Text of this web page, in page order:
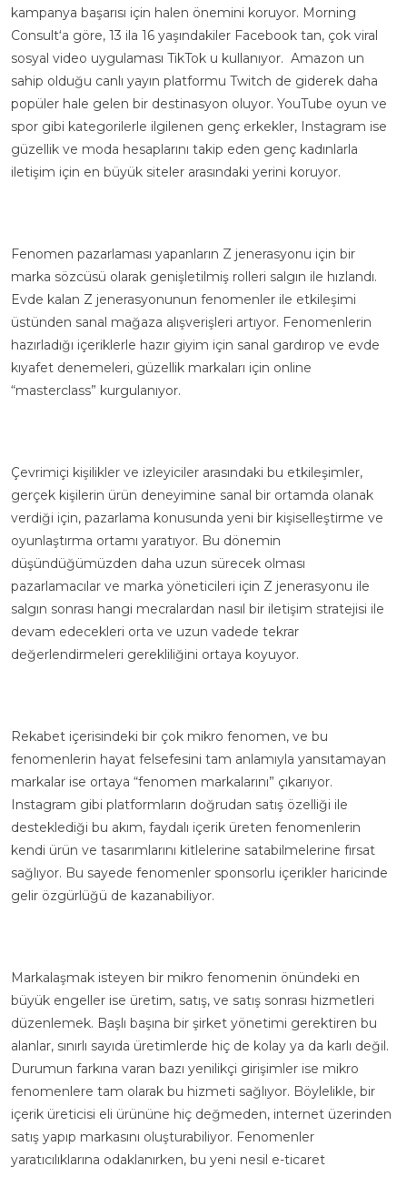
kampanya başarısı için halen önemini koruyor. Morning
Consult‘a göre, 13 ila 16 yaşındakiler Facebook tan, çok viral
sosyal video uygulaması TikTok u kullanıyor. Amazon un
sahip olduğu canlı yayın platformu Twitch de giderek daha
popüler hale gelen bir destinasyon oluyor. YouTube oyun ve
spor gibi kategorilerle ilgilenen genç erkekler, Instagram ise
güzellik ve moda hesaplarını takip eden genç kadınlarla
iletişim için en büyük siteler arasındaki yerini koruyor.
Fenomen pazarlaması yapanların Z jenerasyonu için bir
marka sözcüsü olarak genişletilmiş rolleri salgın ile hızlandı.
Evde kalan Z jenerasyonunun fenomenler ile etkileşimi
üstünden sanal mağaza alışverişleri artıyor. Fenomenlerin
hazırladığı içeriklerle hazır giyim için sanal gardırop ve evde
kıyafet denemeleri, güzellik markaları için online
“masterclass” kurgulanıyor.
Çevrimiçi kişilikler ve izleyiciler arasındaki bu etkileşimler,
gerçek kişilerin ürün deneyimine sanal bir ortamda olanak
verdiği için, pazarlama konusunda yeni bir kişiselleştirme ve
oyunlaştırma ortamı yaratıyor. Bu dönemin
düşündüğümüzden daha uzun sürecek olması
pazarlamacılar ve marka yöneticileri için Z jenerasyonu ile
salgın sonrası hangi mecralardan nasıl bir iletişim stratejisi ile
devam edecekleri orta ve uzun vadede tekrar
değerlendirmeleri gerekliliğini ortaya koyuyor.
Rekabet içerisindeki bir çok mikro fenomen, ve bu
fenomenlerin hayat felsefesini tam anlamıyla yansıtamayan
markalar ise ortaya “fenomen markalarını” çıkarıyor.
Instagram gibi platformların doğrudan satış özelliği ile
desteklediği bu akım, faydalı içerik üreten fenomenlerin
kendi ürün ve tasarımlarını kitlelerine satabilmelerine fırsat
sağlıyor. Bu sayede fenomenler sponsorlu içerikler haricinde
gelir özgürlüğü de kazanabiliyor.
Markalaşmak isteyen bir mikro fenomenin önündeki en
büyük engeller ise üretim, satış, ve satış sonrası hizmetleri
düzenlemek. Başlı başına bir şirket yönetimi gerektiren bu
alanlar, sınırlı sayıda üretimlerde hiç de kolay ya da karlı değil.
Durumun farkına varan bazı yenilikçi girişimler ise mikro
fenomenlere tam olarak bu hizmeti sağlıyor. Böylelikle, bir
içerik üreticisi eli ürününe hiç değmeden, internet üzerinden
satış yapıp markasını oluşturabiliyor. Fenomenler
yaratıcılıklarına odaklanırken, bu yeni nesil e-ticaret